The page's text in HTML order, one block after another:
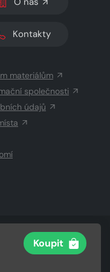
Koupit
Kontakty
materiálům
společnosti
údajů
a.s.a dodavatelé